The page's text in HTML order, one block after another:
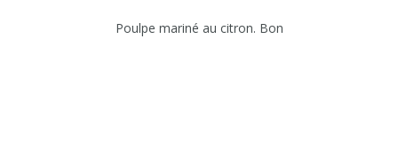
Poulpe mariné au citron. Bon